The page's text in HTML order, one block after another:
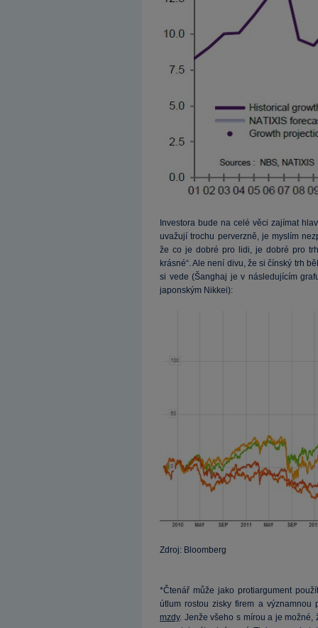
Investora bude na celé věci zajímat
uvažují trochu perverzně, je myslím
že co je dobré pro lidi, je dobré pro
krásné“. Ale není divu, že si čínský trh
si vede (Šanghaj je v následujícím
japonským Nikkei):
Zdroj: Bloomberg
*Čtenář může jako protiargument
útlum rostou zisky firem a
mzdy. Jenže všeho s mírou a je